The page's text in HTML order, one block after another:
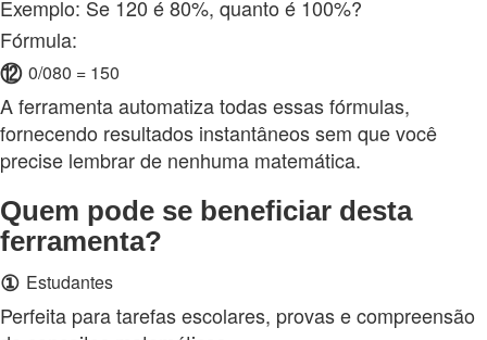
Exemplo: Se 120 é 80%, quanto é 100%?
Fórmula:
⑫ 0/080 = 150
A ferramenta automatiza todas essas fórmulas,
fornecendo resultados instantâneos sem que você
precise lembrar de nenhuma matemática.
Quem pode se beneficiar desta
ferramenta?
① Estudantes
Perfeita para tarefas escolares, provas e compreensão